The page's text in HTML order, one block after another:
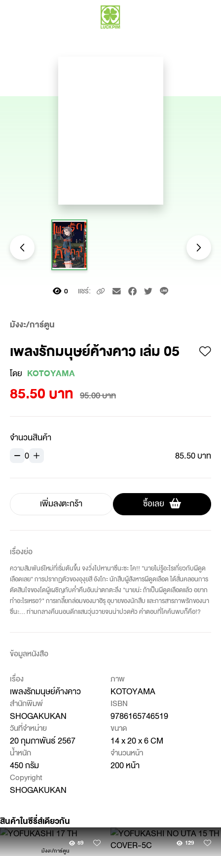
0 แชร์:
มังงะ/การ์ตูน
เพลงรักมนุษย์ค้างคาว เล่ม 05
โดย KOTOYAMA
85.50 บาท 95.00 บาท
จำนวนสินค้า
0
85.50 บาท
เพิ่มลงตะกร้า ซื้อเลย
เรื่องย่อ
ความสัมพันธ์ใหม่ที่เริ่มต้นขึ้น จงวิ่งไปหานาซึนะซะ โค!! "นายไม่รู้อะไรเกี่ยวกับผีดูด
เลือดเลย" การปรากฏตัวของอุงุยสี อังโกะ นักสืบผู้สังหารผีดูดเลือด ได้สั่นคลอนการ
ตัดสินใจของโดผู้เผชิญกับค่ำคืนอันน่าตกตะลึง "นายน่ะ ถ้าเป็นผีดูดเลือดแล้ว อยาก
ทำอะไรเหรอ?" การเกลี้ยกล่อมของมาฮิรุ อุบายของนักสืบ และการสารภาพรักของนา
ซึนะ... ท่ามกลางคืนนอนดีกแสนวุ่นวายจนน่าปวดหัว คำตอบที่โคค้นพบก็คือ!?
ข้อมูลหนังสือ
เรื่อง
เพลงรักมนุษย์ค้างคาว
ภาพ
KOTOYAMA
สำนักพิมพ์
SHOGAKUKAN
ISBN
9786165746519
วันที่จำหน่าย
20 กุมภาพันธ์ 2567
ขนาด
14 x 20 x 6 CM
น้ำหนัก
450 กรัม
จำนวนหน้า
200 หน้า
Copyright
SHOGAKUKAN
สินค้าในซีรี่ส์เดียวกัน
59
มังงะ/การ์ตูน
129